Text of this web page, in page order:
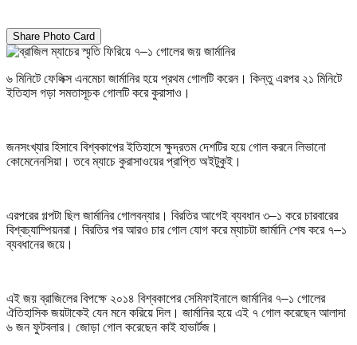
Share Photo Card
৬ মিনিটে ফেলিক্স এনমেচা জার্মানির হয়ে প্রথম গোলটি করেন। কিন্তু এরপর ২১ মিনিটে
ইতিহাস গড়া সমতাসূচক গোলটি করে কুরাসাও।
জনসংখ্যার হিসাবে বিশ্বকাপের ইতিহাসে ক্ষুদ্রতম দেশটির হয়ে গোল করনে লিভানো
কোমেনেনসিয়া। তবে ম্যাচে কুরাসাওয়ের প্রাপ্তি অইটুকুই।
এরপরের গল্পটা ছিল জার্মানির গোলবন্যার। বিরতির আগেই ব্যবধান ৩–১ করে চারবারের
বিশ্বচ্যাম্পিয়নরা। বিরতির পর আরও চার গোল যোগ করে ম্যাচটা জার্মানি শেষ করে ৭–১
ব্যবধানের জয়ে।
এই জয় ব্রাজিলের বিপক্ষে ২০১৪ বিশ্বকাপের সেমিফাইনালে জার্মানির ৭–১ গোলের
ঐতিহাসিক জয়টাকেই যেন মনে করিয়ে দিল। জার্মানির হয়ে এই ৭ গোল করেছেন আলাদা
৬ জন ফুটবলার। জোড়া গোল করেছেন কাই হাভার্টজ।